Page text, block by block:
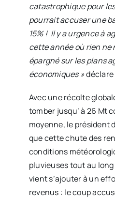
catastrophique pour
pourrait accuser une
15% ! Il y a urgence à
cette année où rien ne
épargné sur les plans
économiques »
Avec une récolte
tomber jusqu’ à 26 Mt
moyenne, le président
que cette chute des
conditions
pluvieuses tout au
vient s’ajouter à un
revenus : le coup